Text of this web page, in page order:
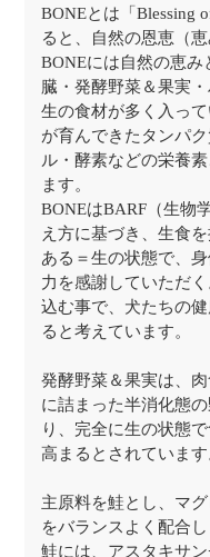
BONEとは「Blessing
ると、自然の恩恵（恵
BONEには自然の恵
臓・発酵野菜＆果実
生の食材が多く入っ
が育んできたタンパ
ル・酵素などの栄養
ます。
BONEはBARF（生物
え方に基づき、生食
ある＝生の状態で、
力を感謝していただ
込む事で、犬たちの
ると考えています。
発酵野菜＆果実は、
に詰まった半消化態
り、完全に生の状態
高まるとされています
主原料を鮭とし、マ
をバランスよく配合し
鮭には、アスタキサ